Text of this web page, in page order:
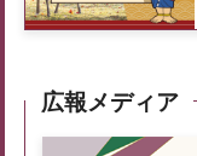
広報メディア